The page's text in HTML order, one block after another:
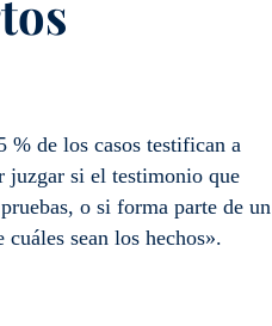
% de los casos testifican a
juzgar si el testimonio que
o si forma parte de un
sean los hechos».